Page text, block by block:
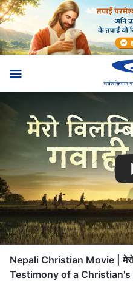
Nepali Christian Movie | मेरो
Testimony of a Christian's